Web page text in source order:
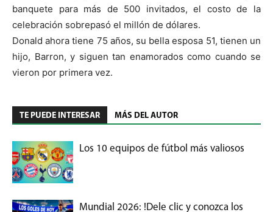
banquete para más de 500 invitados, el costo de la
celebración sobrepasó el millón de dólares.
Donald ahora tiene 75 años, su bella esposa 51, tienen un
hijo, Barron, y siguen tan enamorados como cuando se
vieron por primera vez.
TE PUEDE INTERESAR MÁS DEL AUTOR
Los 10 equipos de fútbol más valiosos
Mundial 2026: !Dele clic y conozca los